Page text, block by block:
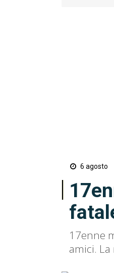
6 agosto
17enne
amici.